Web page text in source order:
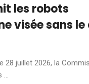
les robots
visée sans le
28 juillet 2026, la
...